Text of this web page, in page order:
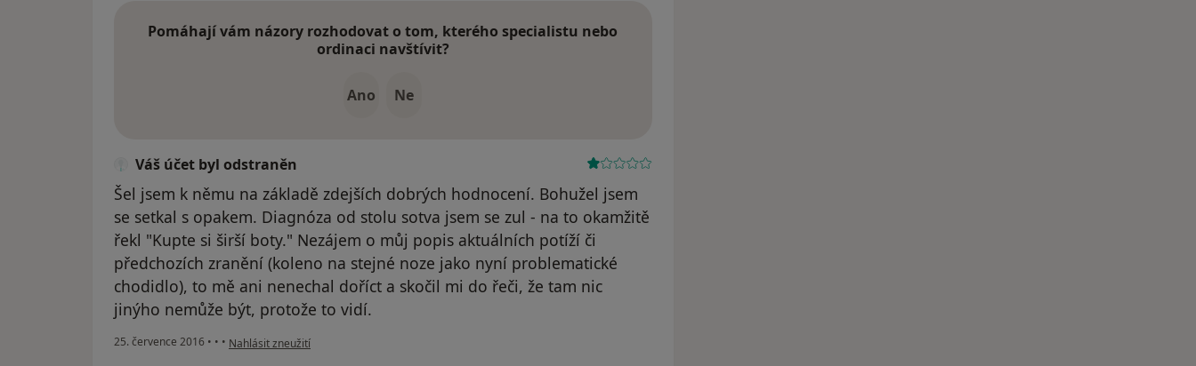
Pomáhají vám názory rozhodovat o tom, kterého specialistu nebo
ordinaci navštívit?
Ano Ne
Váš účet byl odstraněn
Šel jsem k němu na základě zdejších dobrých hodnocení. Bohužel jsem
se setkal s opakem. Diagnóza od stolu sotva jsem se zul - na to okamžitě
řekl "Kupte si širší boty." Nezájem o můj popis aktuálních potíží či
předchozích zranění (koleno na stejné noze jako nyní problematické
chodidlo), to mě ani nenechal doříct a skočil mi do řeči, že tam nic
jinýho nemůže být, protože to vidí.
25. července 2016 • • • podle názoru uživatele Váš účet byl odstraněn
Nahlásit zneužití